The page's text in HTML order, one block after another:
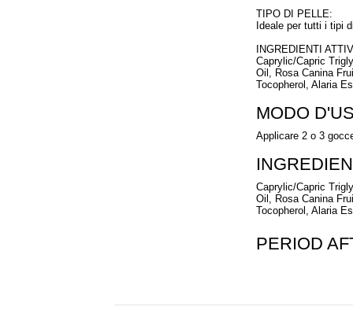
TIPO DI PELLE:
Ideale per tutti i tipi
INGREDIENTI
Caprylic/Capric
Oil, Rosa Canina
Tocopherol, Alaria
MODO
Applicare 2 o 3
Caprylic/Capric
Oil, Rosa Canina
Tocopherol, Alaria
PERIOD